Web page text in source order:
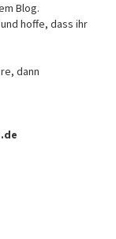
Blog.
hoffe, dass ihr
dann